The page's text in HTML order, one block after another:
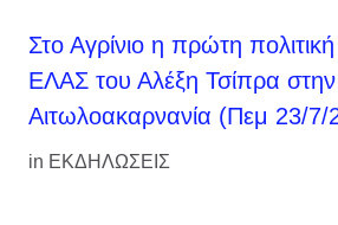
Στο Αγρίνιο η πρώτη
ΕΛΑΣ του Αλέξη Τσίπρα στην
Αιτωλοακαρνανία (Πεμ 23/7/
in ΕΚΔΗΛΩΣΕΙΣ